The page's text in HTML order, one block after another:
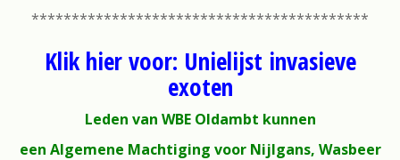
******************************************
Klik hier voor: Unielijst invasieve
exoten
Leden van WBE Oldambt kunnen
een Algemene Machtiging voor Nijlgans, Wasbeer